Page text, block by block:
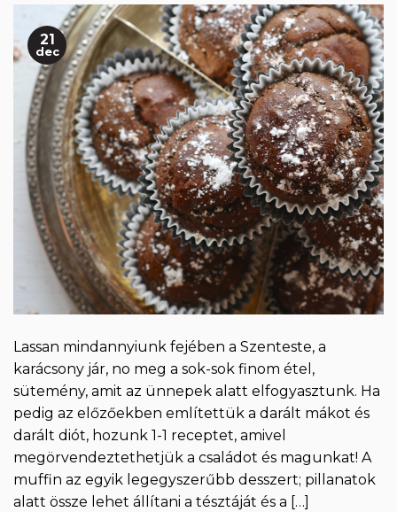
21
dec
Lassan mindannyiunk fejében a Szenteste, a
karácsony jár, no meg a sok-sok finom étel,
sütemény, amit az ünnepek alatt elfogyasztunk. Ha
pedig az előzőekben említettük a darált mákot és
darált diót, hozunk 1-1 receptet, amivel
megörvendeztethetjük a családot és magunkat! A
muffin az egyik legegyszerűbb desszert; pillanatok
alatt össze lehet állítani a tésztáját és a […]